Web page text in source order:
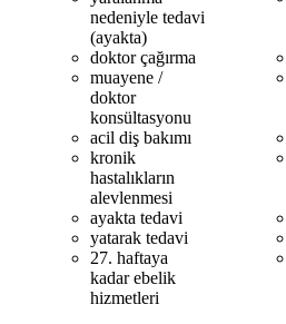
nedeniyle tedavi
(ayakta)
doktor çağırma
muayene /
doktor
konsültasyonu
acil diş bakımı
kronik
hastalıkların
alevlenmesi
ayakta tedavi
yatarak tedavi
27. haftaya
kadar ebelik
hizmetleri